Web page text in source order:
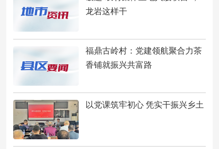
龙岩这样干
福鼎古岭村：党建领航聚合力茶
香铺就振兴共富路
以党课筑牢初心 凭实干振兴乡土